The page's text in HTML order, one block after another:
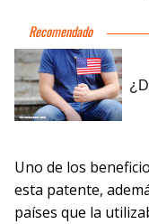
Uno de los
esta patente,
países que la